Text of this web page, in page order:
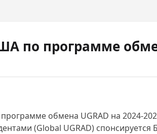
по программе
обмена UGRAD на 2024-
(Global UGRAD) спонсируется